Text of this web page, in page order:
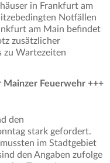
in Frankfurt am
Notfällen
am Main befindet
zusätzlicher
zu Wartezeiten
Feuerwehr +++
den
stark gefordert.
im Stadtgebiet
den Angaben zufolge